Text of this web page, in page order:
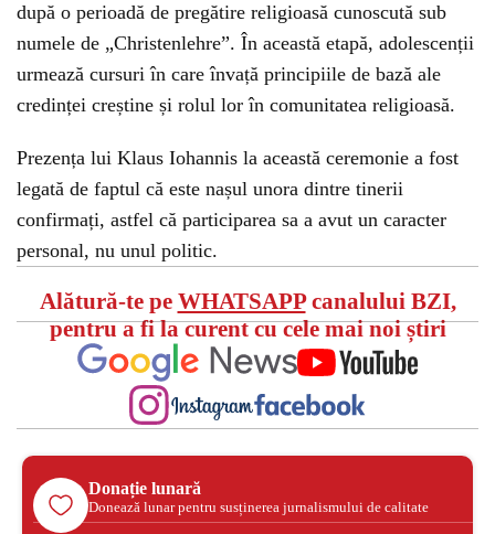
după o perioadă de pregătire religioasă cunoscută sub
numele de „Christenlehre”. În această etapă, adolescenții
urmează cursuri în care învață principiile de bază ale
credinței creștine și rolul lor în comunitatea religioasă.
Prezența lui Klaus Iohannis la această ceremonie a fost
legată de faptul că este nașul unora dintre tinerii
confirmați, astfel că participarea sa a avut un caracter
personal, nu unul politic.
Alătură-te pe WHATSAPPcanalului BZI,
pentru a fi la curent cu cele mai noi știri
Donație lunară
Donează lunar pentru susținerea jurnalismului de calitate